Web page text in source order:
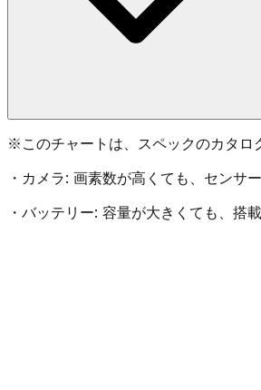
※ このチャートは、スペックのカタ
・ カメラ: 画素数が高くても、センサ
・ バッテリー: 容量が大きくても、搭